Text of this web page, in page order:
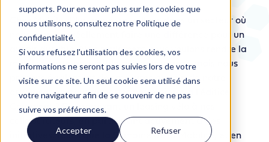
supports. Pour en savoir plus sur les cookies que
nous utilisons, consultez notre Politique de
confidentialité.
Si vous refusez l'utilisation des cookies, vos
informations ne seront pas suivies lors de votre
visite sur ce site. Un seul cookie sera utilisé dans
votre navigateur afin de se souvenir de ne pas
suivre vos préférences.
Accepter Refuser
Chez MobilityPlus, nous travaillons dans un secteur où
nous pouvons réellement faire une différence pour un
avenir durable. Non seulement nous voulons rendre la
mobilité verte accessible aux entreprises, mais nous
prenons également des mesures au sein de notre
organisation pour apporter notre pierre à l’édifice.
Comment ? En proposant un leasing vélo à nos
collaborateurs, en participant activement à des
initiatives, telles que la Semaine de la Mobilité, et en